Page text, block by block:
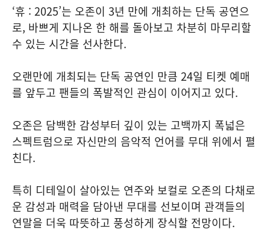
‘휴 : 2025’는 오존이 3년 만에 개최하는 단독 공연으
로, 바쁘게 지나온 한 해를 돌아보고 차분히 마무리할
수 있는 시간을 선사한다.
오랜만에 개최되는 단독 공연인 만큼 24일 티켓 예매
를 앞두고 팬들의 폭발적인 관심이 이어지고 있다.
오존은 담백한 감성부터 깊이 있는 고백까지 폭넓은
스펙트럼으로 자신만의 음악적 언어를 무대 위에서 펼
친다.
특히 디테일이 살아있는 연주와 보컬로 오존의 다채로
운 감성과 매력을 담아낸 무대를 선보이며 관객들의
연말을 더욱 따뜻하고 풍성하게 장식할 전망이다.